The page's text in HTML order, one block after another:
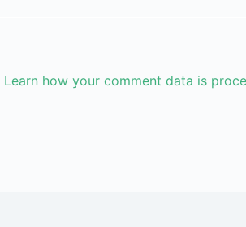
Learn how your comment data is